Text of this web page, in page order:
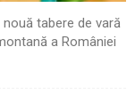
tabere de vară
a României